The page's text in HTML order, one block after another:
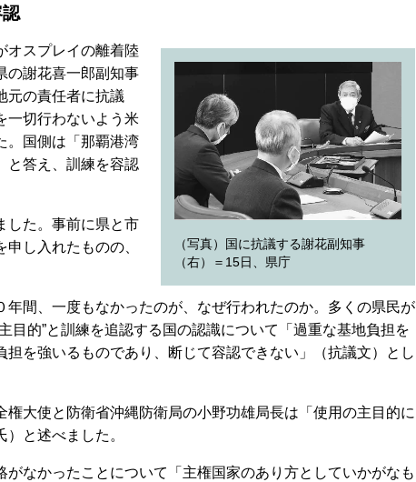
（写真）国に抗議する謝花副知事
（右）＝15日、県庁
オスプレイの離着陸
の謝花喜一郎副知事
元の責任者に抗議
一切行わないよう米
。国側は「那覇港湾
と答え、訓練を容認
した。事前に県と市
し入れたものの、
間、一度もなかったのが、なぜ行われたのか。多くの県民が
目的”と訓練を追認する国の認識について「過重な基地負担を
を強いるものであり、断じて容認できない」（抗議文）とし
大使と防衛省沖縄防衛局の小野功雄局長は「使用の主目的に
と述べました。
なかったことについて「主権国家のあり方としていかがなも